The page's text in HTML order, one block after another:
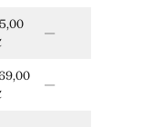
—
—